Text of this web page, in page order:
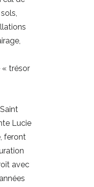
« trésor
Lucie
feront
avec